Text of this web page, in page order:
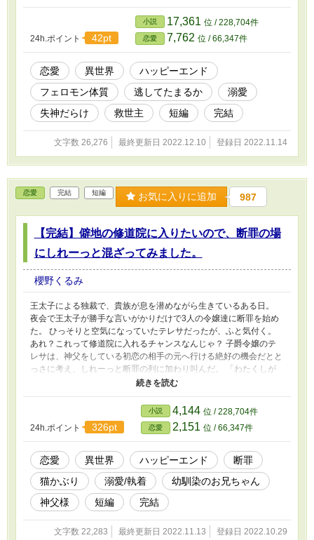
24h.ポイント 42pt
小説 17,361 位 / 228,704件
恋愛 7,762 位 / 66,347件
恋愛 異世界
ハッピーエンド
フェロモン体質
逃してたまるか
溺愛
失神だらけ
救世主 短編 完結
文字数 26,276 最終更新日 2022.12.10 登録日 2022.11.14
恋愛 完結 短編 お気に入りに追加 987
【完結】僻地の修道院に入りたいので、断罪の場
にしれーっと混ざってみました。
櫻野くるみ
王太子による独裁で、貴族が息を潜めながら生きているある日。
夜会で王太子が勝手な言いがかりだけで3人の令嬢達に断罪を始め
た。 ひっそりと空気になっていたテレサだったが、ふと気付く。
あれ？これって修道院に入れるチャンスなんじゃ？ 子爵令嬢のテ
レサは、神父をしている初恋の相手の元へ行ける絶好の機会だとと
っさに考え、しれーっと断罪の列に加わり叫んだ。 「わたくしが
代表して修道院へ参ります！」 野次馬から急に現れたテレサに、
その場の全員が思った。 この娘、誰！？ 王太子による恐怖政治の
中、地味に生きてきた子爵令嬢のテレサが、初恋の元伯爵令息に会
いたい一心で断罪劇に飛び込むお話。 主人公は猫を被っているだ
けでお転婆です。 完結しました。 小説家になろう様にも投稿して
います。
24h.ポイント 326pt
小説 4,144 位 / 228,704件
恋愛 2,151 位 / 66,347件
恋愛 異世界 ハッピーエンド
断罪
猫かぶり
溺愛/執着
幼馴染のお兄ちゃん
神父様
短編 完結
文字数 22,283 最終更新日 2022.11.13 登録日 2022.10.29